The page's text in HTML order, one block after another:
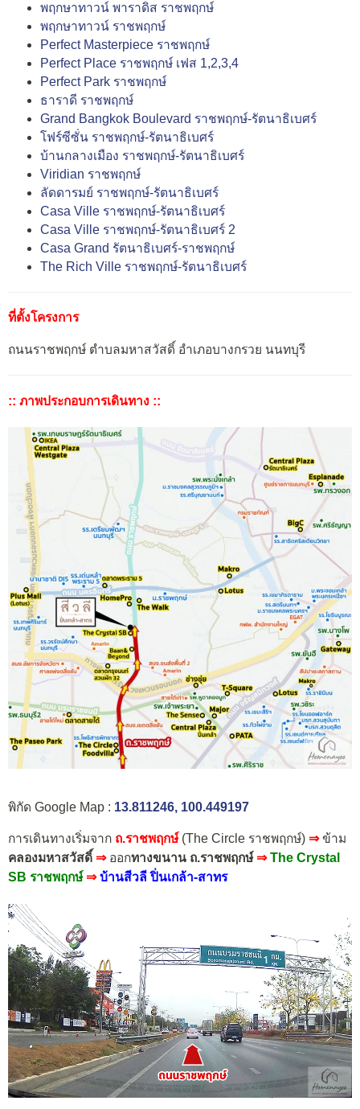
พฤกษาทาวน์ พาราดิส ราชพฤกษ์
พฤกษาทาวน์ ราชพฤกษ์
Perfect Masterpiece ราชพฤกษ์
Perfect Place ราชพฤกษ์ เฟส 1,2,3,4
Perfect Park ราชพฤกษ์
ธาราดี ราชพฤกษ์
Grand Bangkok Boulevard ราชพฤกษ์-รัตนาธิเบศร์
โฟร์ซีซั่น ราชพฤกษ์-รัตนาธิเบศร์
บ้านกลางเมือง ราชพฤกษ์-รัตนาธิเบศร์
Viridian ราชพฤกษ์
ลัดดารมย์ ราชพฤกษ์-รัตนาธิเบศร์
Casa Ville ราชพฤกษ์-รัตนาธิเบศร์
Casa Ville ราชพฤกษ์-รัตนาธิเบศร์ 2
Casa Grand รัตนาธิเบศร์-ราชพฤกษ์
The Rich Ville ราชพฤกษ์-รัตนาธิเบศร์
ที่ตั้งโครงการ
ถนนราชพฤกษ์ ตำบลมหาสวัสดิ์ อำเภอบางกรวย นนทบุรี
:: ภาพประกอบการเดินทาง ::
พิกัด Google Map : 13.811246, 100.449197
การเดินทางเริ่มจาก ถ.ราชพฤกษ์ (The Circle ราชพฤกษ์) ⇒ ข้าม
คลองมหาสวัสดิ์ ⇒ ออกทางขนาน ถ.ราชพฤกษ์⇒ The Crystal
SB ราชพฤกษ์ ⇒บ้านสีวลี ปิ่นเกล้า-สาทร